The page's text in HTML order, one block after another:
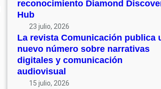
reconocimiento Diamond
Hub
23 julio, 2026
La revista Comunicación publica
nuevo número sobre narrativas
digitales y comunicación
audiovisual
15 julio, 2026